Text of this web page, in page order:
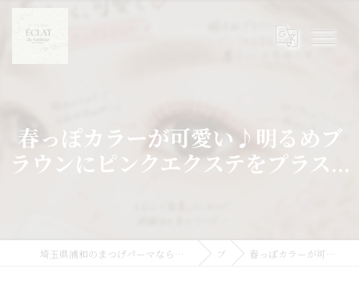
春っぽカラーが可愛い♪明るめブ
ラウンにピンクエクステをプラス...
埼玉県浦和のまつげパーマならまつげパーマ/マツエク/眉毛 Eclat du Bonheur【エクラドゥボヌール】byMoana ブログ 春っぽカラーが可愛い♪明るめブラウンにピンクエクステをプラス...